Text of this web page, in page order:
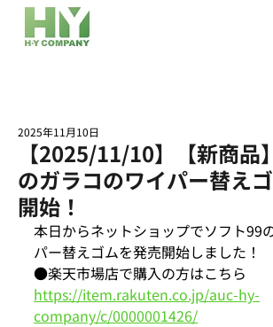
【2025/11/10】【新商品
のガラコのワイパー替え
開始！
2025年11月10日
本日からネットショップでソフト99
パー替えゴムを発売開始しました！
●楽天市場店で購入の方はこちら
https://item.rakuten.co.jp/auc-hy-
company/c/0000001426/